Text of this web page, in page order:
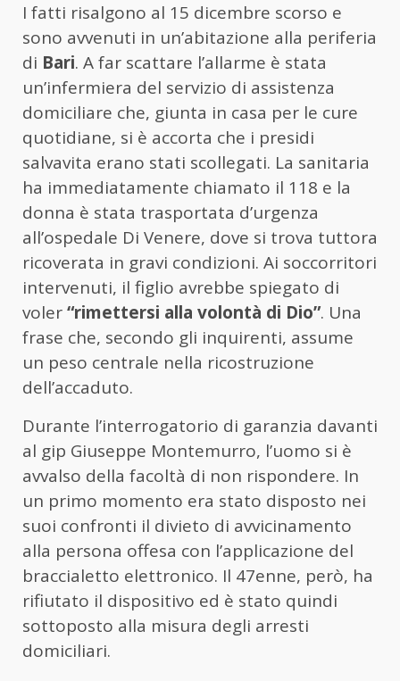
I fatti risalgono al 15 dicembre scorso e
sono avvenuti in un’abitazione alla periferia
di Bari. A far scattare l’allarme è stata
un’infermiera del servizio di assistenza
domiciliare che, giunta in casa per le cure
quotidiane, si è accorta che i presidi
salvavita erano stati scollegati. La sanitaria
ha immediatamente chiamato il 118 e la
donna è stata trasportata d’urgenza
all’ospedale Di Venere, dove si trova tuttora
ricoverata in gravi condizioni. Ai soccorritori
intervenuti, il figlio avrebbe spiegato di
voler“rimettersi alla volontà di Dio”. Una
frase che, secondo gli inquirenti, assume
un peso centrale nella ricostruzione
dell’accaduto.
Durante l’interrogatorio di garanzia davanti
al gip Giuseppe Montemurro, l’uomo si è
avvalso della facoltà di non rispondere. In
un primo momento era stato disposto nei
suoi confronti il divieto di avvicinamento
alla persona offesa con l’applicazione del
braccialetto elettronico. Il 47enne, però, ha
rifiutato il dispositivo ed è stato quindi
sottoposto alla misura degli arresti
domiciliari.